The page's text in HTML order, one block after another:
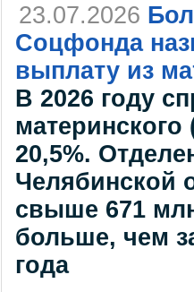
23.07.2026
Соцфонда
выплату из
В 2026 году
20,5%.
Челябинской
свыше 671
больше, чем
года